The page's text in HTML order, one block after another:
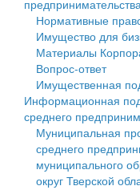
Государственные
Промышленность и
Экономика и бизнес
...
Символика
Устав
Гостям округа
Туризм
Культура
Образование
муниципального
Администрация
Тверской области
Управление
Открытые данные
Работа с
Финансовое
Бюджет для граждан
Имущество
Выявление
объектов
Имущественная
предпринимательства
Нормативные
Имущество для
Материалы
Вопрос-ответ
Имущественная
Информационная
среднего
Муниципальная
среднего
муниципального
округ Тверской